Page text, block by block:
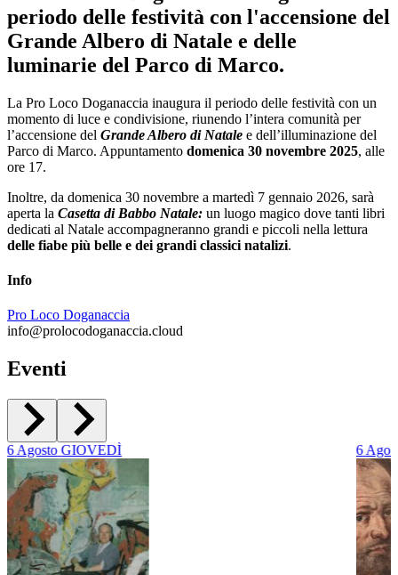
periodo delle festività con l'accensione del
Grande Albero di Natale e delle
luminarie del Parco di Marco.
La Pro Loco Doganaccia inaugura il periodo delle festività con un
momento di luce e condivisione, riunendo l’intera comunità per
l’accensione del Grande Albero di Natale e dell’illuminazione del
Parco di Marco. Appuntamento domenica 30 novembre 2025, alle
ore 17.
Inoltre, da domenica 30 novembre a martedì 7 gennaio 2026, sarà
aperta la Casetta di Babbo Natale: un luogo magico dove tanti libri
dedicati al Natale accompagneranno grandi e piccoli nella lettura
delle fiabe più belle e dei grandi classici natalizi.
Info
Pro Loco Doganaccia
info@prolocodoganaccia.cloud
Eventi
6Agosto GIOVEDÌ 6